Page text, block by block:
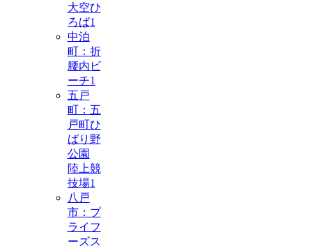
大空ひ
ろば1
中泊
町：折
腰内ビ
ーチ1
五戸
町：五
戸町ひ
ばり野
公園
陸上競
技場1
八戸
市：プ
ライフ
ーズス